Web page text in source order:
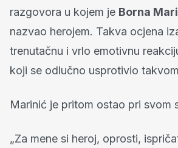
razgovora u kojem je Borna
nazvao herojem. Takva ocjena
trenutačnu i vrlo emotivnu
koji se odlučno usprotivio
Marinić je pritom ostao pri svom
„Za mene si heroj, oprosti,